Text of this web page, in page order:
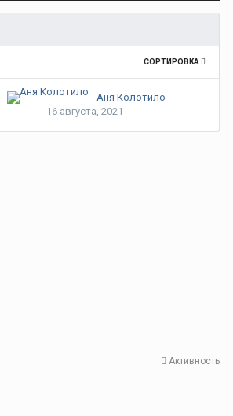
СОРТИРОВКА
Аня Колотило
16 августа, 2021
Активность